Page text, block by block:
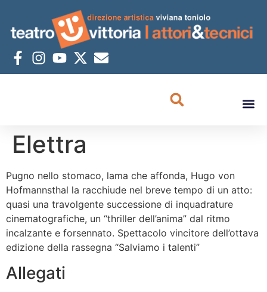
Elettra
Pugno nello stomaco, lama che affonda, Hugo von
Hofmannsthal la racchiude nel breve tempo di un atto:
quasi una travolgente successione di inquadrature
cinematografiche, un “thriller dell’anima” dal ritmo
incalzante e forsennato. Spettacolo vincitore dell’ottava
edizione della rassegna “Salviamo i talenti”
Allegati